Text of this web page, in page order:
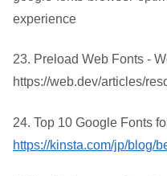
experience
23. Preload Web Fonts -
https://web.dev/articles/
24. Top 10 Google Fonts
https://kinsta.com/jp/blog/